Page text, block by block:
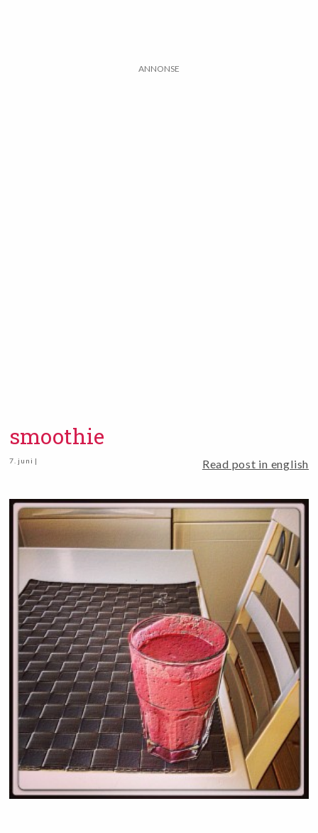
ANNONSE
smoothie
7. juni | Read post in english